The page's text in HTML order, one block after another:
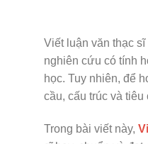
Viết luận văn thạc
nghiên cứu có tính
học. Tuy nhiên, để
cầu, cấu trúc và
Trong bài viết này,